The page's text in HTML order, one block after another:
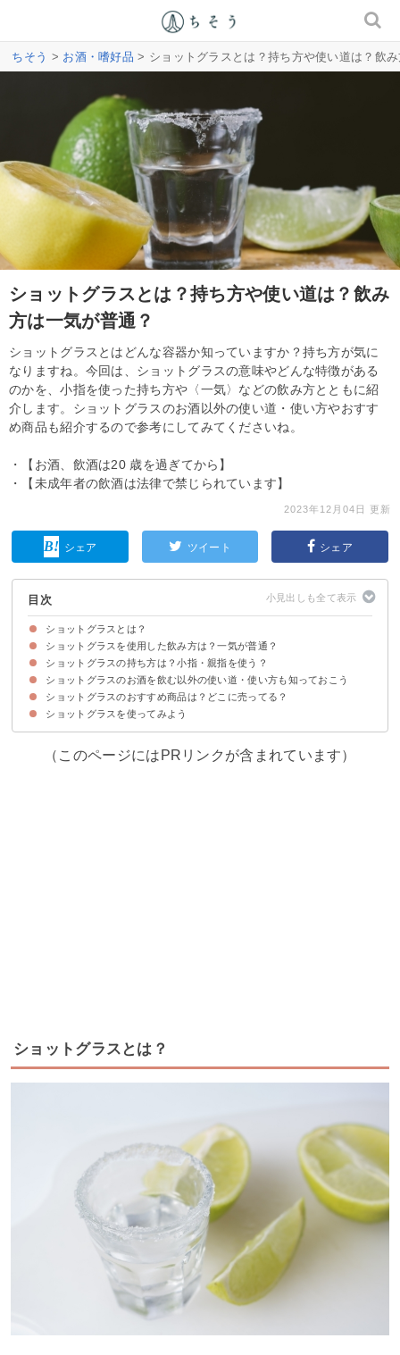
ちそう > お酒・嗜好品 > ショットグラスとは？持ち方や使い道は？飲
ショットグラスとは？持ち方や使い道は？飲み
方は一気が普通？
ショットグラスとはどんな容器か知っていますか？持ち方が気に
なりますね。今回は、ショットグラスの意味やどんな特徴がある
のかを、小指を使った持ち方や〈一気〉などの飲み方とともに紹
介します。ショットグラスのお酒以外の使い道・使い方やおすす
め商品も紹介するので参考にしてみてくださいね。
・【お酒、飲酒は20 歳を過ぎてから】
・【未成年者の飲酒は法律で禁じられています】
2023年12月04日 更新
シェア ツイート シェア
目次
ショットグラスとは？
ショットグラスとは高度数のお酒を楽しむためのグラス
ショットグラスの容量
ショットグラスの材質・素材
ショットグラスの形状
ショットグラスで飲むのに向いてるお酒
ショットグラスを使用した飲み方は？一気が普通？
飲み方①一気飲み
飲み方②ツイストショット・ショットガン
飲み方③1杯を時間をかけて飲む
ショットグラスの持ち方は？小指・親指を使う？
ショットグラスの持ち方に明確な決まりはない
小指・親指を使った持ち方が有名
ショットグラスのお酒を飲む以外の使い道・使い方も知っておこう
ショットグラスのおすすめ商品は？どこに売ってる？
①ダブリノ ショットグラス 57cc（215円）
②ナックフェザーショットグラス（798円）
③ドロップSウイスキー35cc（1,320円）
④トランスペアレント 国産杉箱入り（4,730円）
⑤バカラ ローハン6cm（16,340円）
ショットグラスを使ってみよう
（このページにはPRリンクが含まれています）
ショットグラスとは？